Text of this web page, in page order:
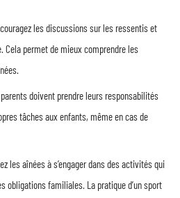
les discussions sur les ressentis et
Cela permet de mieux comprendre les
doivent prendre leurs responsabilités
tâches aux enfants, même en cas de
les aînées à s’engager dans des activités qui
obligations familiales. La pratique d’un sport